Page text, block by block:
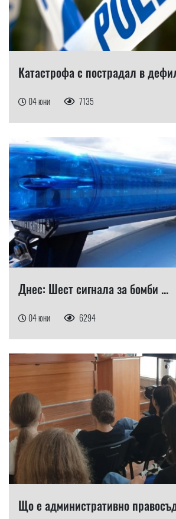
Катастрофа с пострадал в
04 юни 7135
Днес: Шест сигнала за бомби ...
04 юни 6294
Що е административно